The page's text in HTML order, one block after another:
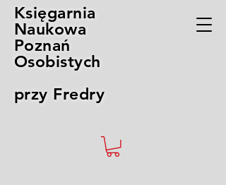
Księgarnia
Naukowa
Poznań
Osobistych
przy Fredry